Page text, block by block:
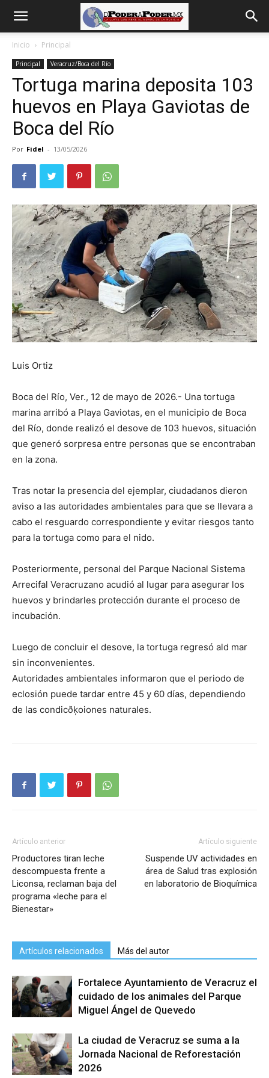
poder
Poder
Inicio Principal
Principal Veracruz/Boca del Río
Tortuga marina deposita 103
huevos en Playa Gaviotas de
Boca del Río
Por Fidel - 13/05/2026
Luis Ortiz
Boca del Río, Ver., 12 de mayo de 2026.- Una tortuga
marina arribó a Playa Gaviotas, en el municipio de Boca
del Río, donde realizó el desove de 103 huevos, situación
que generó sorpresa entre personas que se encontraban
en la zona.
Tras notar la presencia del ejemplar, ciudadanos dieron
aviso a las autoridades ambientales para que se llevara a
cabo el resguardo correspondiente y evitar riesgos tanto
para la tortuga como para el nido.
Posteriormente, personal del Parque Nacional Sistema
Arrecifal Veracruzano acudió al lugar para asegurar los
huevos y brindarles protección durante el proceso de
incubación.
Luego de concluir el desove, la tortuga regresó ald mar
sin inconvenientes.
Autoridades ambientales informaron que el periodo de
eclosión puede tardar entre 45 y 60 días, dependiendo
de las condicðķoiones naturales.
Artículo anterior
Productores tiran leche
descompuesta frente a
Liconsa, reclaman baja del
programa «leche para el
Bienestar»
Artículo siguiente
Suspende UV actividades en
área de Salud tras explosión
en laboratorio de Bioquímica
Artículos relacionados Más del autor
Fortalece Ayuntamiento de Veracruz el
cuidado de los animales del Parque
Miguel Ángel de Quevedo
La ciudad de Veracruz se suma a la
Jornada Nacional de Reforestación
2026